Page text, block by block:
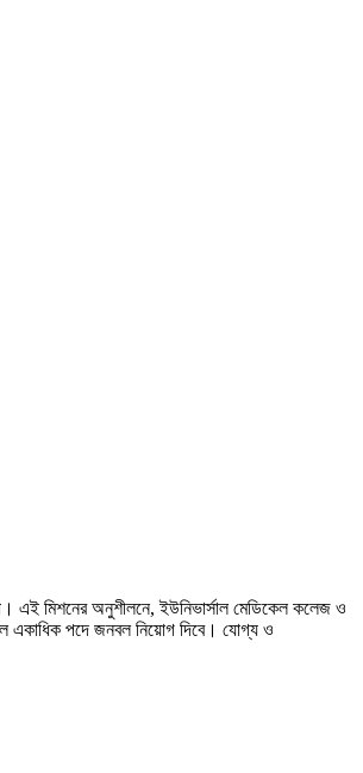
এই মিশনের অনুশীলনে, ইউনিভার্সাল মেডিকেল কলেজ ও
একাধিক পদে জনবল নিয়োগ দিবে। যোগ্য ও